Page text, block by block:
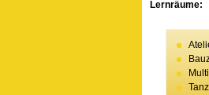
Lernräume: